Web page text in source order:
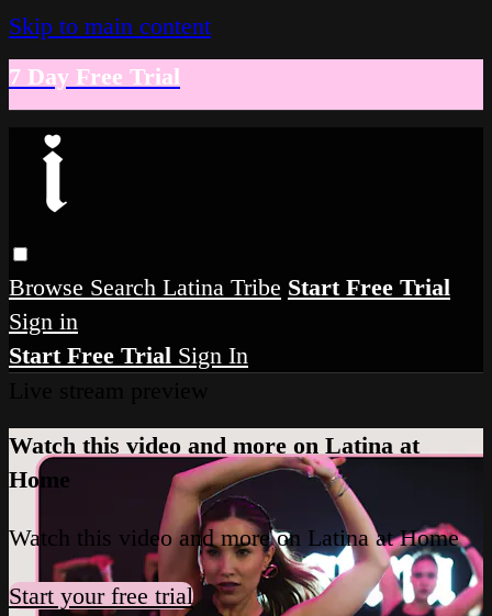
Skip to main content
7 Day Free Trial
Browse Search Latina Tribe Start Free Trial
Sign in
Start Free Trial Sign In
Watch this video and more on Latina at
Home
Watch this video and more on Latina at Home
Start your free trial